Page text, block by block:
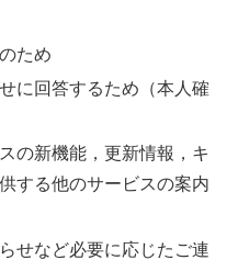
ため
に回答するため（本人確
の新機能，更新情報，キ
する他のサービスの案内
せなど必要に応じたご連